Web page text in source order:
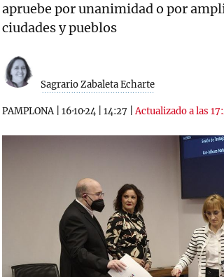
apruebe por unanimidad o por
ciudades y pueblos
Sagrario Zabaleta Echarte
PAMPLONA| 16·10·24 14:27 |Actualizado a las